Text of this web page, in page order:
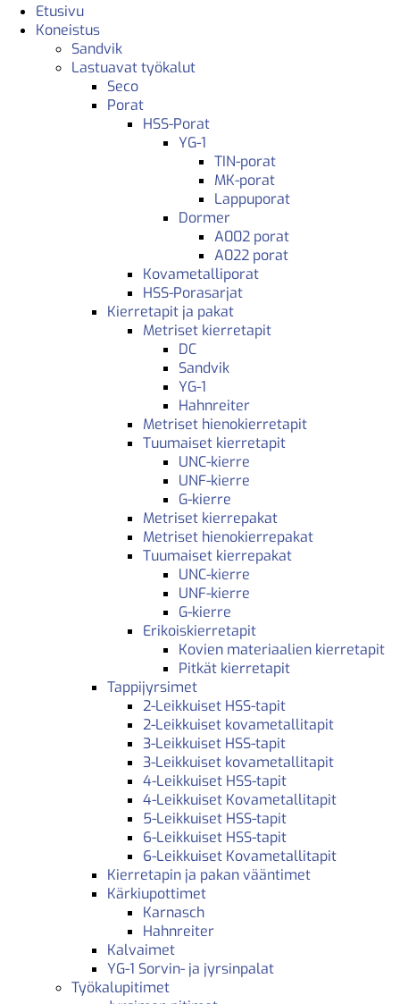
Etusivu
Koneistus
Sandvik
Lastuavat työkalut
Seco
Porat
HSS-Porat
YG-1
TIN-porat
MK-porat
Lappuporat
Dormer
A002 porat
A022 porat
Kovametalliporat
HSS-Porasarjat
Kierretapit ja pakat
Metriset kierretapit
DC
Sandvik
YG-1
Hahnreiter
Metriset hienokierretapit
Tuumaiset kierretapit
UNC-kierre
UNF-kierre
G-kierre
Metriset kierrepakat
Metriset hienokierrepakat
Tuumaiset kierrepakat
UNC-kierre
UNF-kierre
G-kierre
Erikoiskierretapit
Kovien materiaalien kierretapit
Pitkät kierretapit
Tappijyrsimet
2-Leikkuiset HSS-tapit
2-Leikkuiset kovametallitapit
3-Leikkuiset HSS-tapit
3-Leikkuiset kovametallitapit
4-Leikkuiset HSS-tapit
4-Leikkuiset Kovametallitapit
5-Leikkuiset HSS-tapit
6-Leikkuiset HSS-tapit
6-Leikkuiset Kovametallitapit
Kierretapin ja pakan vääntimet
Kärkiupottimet
Karnasch
Hahnreiter
Kalvaimet
YG-1 Sorvin- ja jyrsinpalat
Työkalupitimet